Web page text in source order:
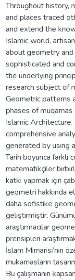
Throughout history,
and places traced
and extend the
Islamic world,
about geometry
sophisticated and
the underlying
research subject of
Geometric patterns
phases of
Islamic
comprehensive
generated by using
Tarih boyunca farklı
matematikçiler
katkı yapmak için
geometri hakkında
daha sofistike
geliştirmiştir.
araştırmacılar
prensipleri
İslam Mimarisi’nin
mukarnasların
Bu çalışmanın